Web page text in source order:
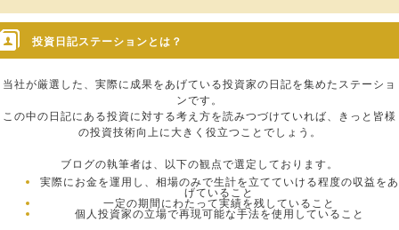
投資日記ステーションとは？
当社が厳選した、実際に成果をあげている投資家の日記を集めたステーショ
ンです。
この中の日記にある投資に対する考え方を読みつづけていれば、きっと皆様
の投資技術向上に大きく役立つことでしょう。
ブログの執筆者は、以下の観点で選定しております。
実際にお金を運用し、相場のみで生計を立てていける程度の収益をあ
げていること
一定の期間にわたって実績を残していること
個人投資家の立場で再現可能な手法を使用していること